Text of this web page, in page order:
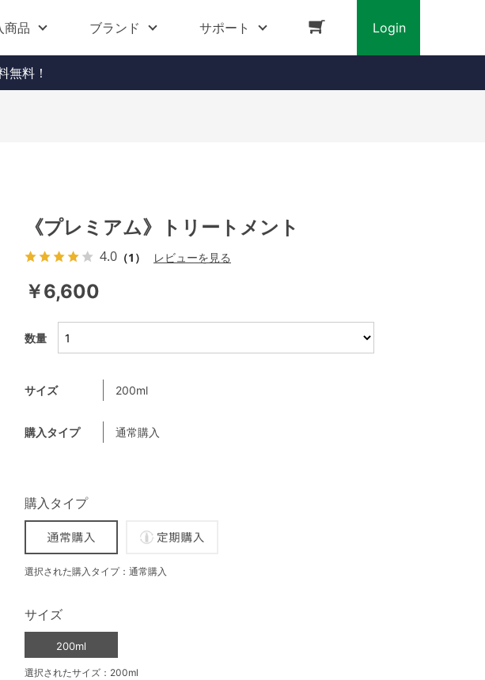
商品 ブランド サポート Login
無料！
《プレミアム》トリートメント
4.0 （1） レビューを見る
￥6,600
サイズ 200ml
購入タイプ 通常購入
購入タイプ
選択された購入タイプ：通常購入
サイズ
200ml
選択されたサイズ：200ml
数量